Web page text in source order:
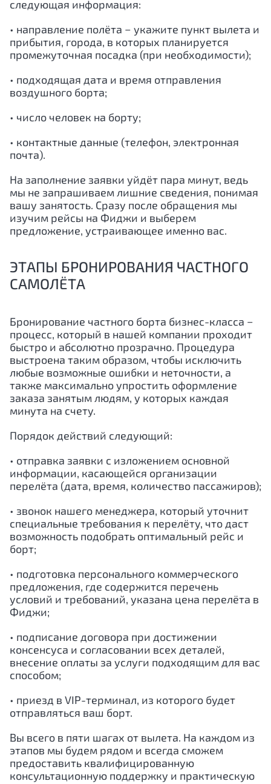
следующая информация:
• направление полёта − укажите пункт вылета и
прибытия, города, в которых планируется
промежуточная посадка (при необходимости);
• подходящая дата и время отправления
воздушного борта;
• число человек на борту;
• контактные данные (телефон, электронная
почта).
На заполнение заявки уйдёт пара минут, ведь
мы не запрашиваем лишние сведения, понимая
вашу занятость. Сразу после обращения мы
изучим рейсы на Фиджи и выберем
предложение, устраивающее именно вас.
ЭТАПЫ БРОНИРОВАНИЯ ЧАСТНОГО
САМОЛЁТА
Бронирование частного борта бизнес-класса −
процесс, который в нашей компании проходит
быстро и абсолютно прозрачно. Процедура
выстроена таким образом, чтобы исключить
любые возможные ошибки и неточности, а
также максимально упростить оформление
заказа занятым людям, у которых каждая
минута на счету.
Порядок действий следующий:
• отправка заявки с изложением основной
информации, касающейся организации
перелёта (дата, время, количество пассажиров);
• звонок нашего менеджера, который уточнит
специальные требования к перелёту, что даст
возможность подобрать оптимальный рейс и
борт;
• подготовка персонального коммерческого
предложения, где содержится перечень
условий и требований, указана цена перелёта в
Фиджи;
• подписание договора при достижении
консенсуса и согласовании всех деталей,
внесение оплаты за услуги подходящим для вас
способом;
• приезд в VIP-терминал, из которого будет
отправляться ваш борт.
Вы всего в пяти шагах от вылета. На каждом из
этапов мы будем рядом и всегда сможем
предоставить квалифицированную
консультационную поддержку и практическую